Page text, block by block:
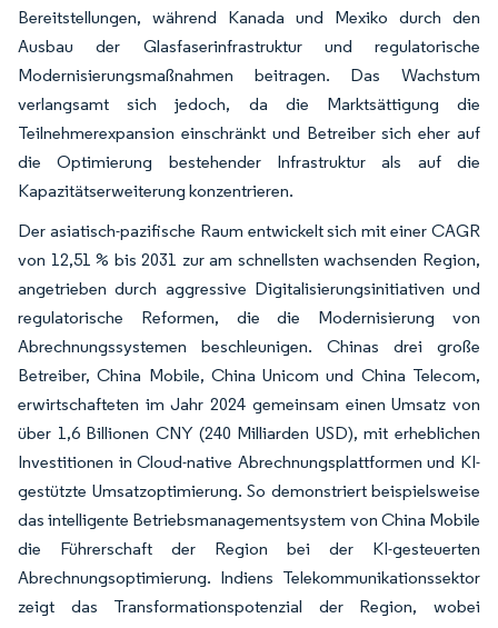
Bereitstellungen, während Kanada und Mexiko durch den
Ausbau der Glasfaserinfrastruktur und regulatorische
Modernisierungsmaßnahmen beitragen. Das Wachstum
verlangsamt sich jedoch, da die Marktsättigung die
Teilnehmerexpansion einschränkt und Betreiber sich eher auf
die Optimierung bestehender Infrastruktur als auf die
Kapazitätserweiterung konzentrieren.
Der asiatisch-pazifische Raum entwickelt sich mit einer CAGR
von 12,51 % bis 2031 zur am schnellsten wachsenden Region,
angetrieben durch aggressive Digitalisierungsinitiativen und
regulatorische Reformen, die die Modernisierung von
Abrechnungssystemen beschleunigen. Chinas drei große
Betreiber, China Mobile, China Unicom und China Telecom,
erwirtschafteten im Jahr 2024 gemeinsam einen Umsatz von
über 1,6 Billionen CNY (240 Milliarden USD), mit erheblichen
Investitionen in Cloud-native Abrechnungsplattformen und KI-
gestützte Umsatzoptimierung. So demonstriert beispielsweise
das intelligente Betriebsmanagementsystem von China Mobile
die Führerschaft der Region bei der KI-gesteuerten
Abrechnungsoptimierung. Indiens Telekommunikationssektor
zeigt das Transformationspotenzial der Region, wobei